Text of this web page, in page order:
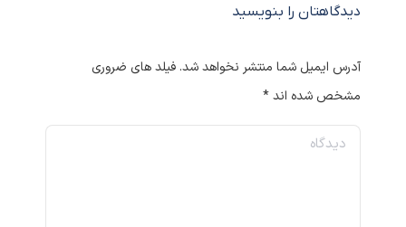
دیدگاهتان را بنویسید
آدرس ایمیل شما منتشر نخواهد شد. فیلد های ضروری
مشخص شده اند*
دیدگاه